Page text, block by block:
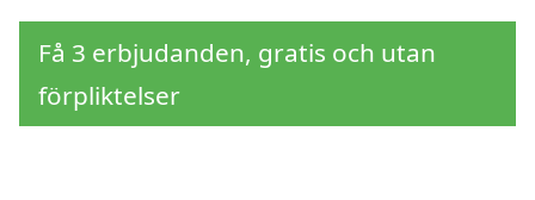
Få 3 erbjudanden, gratis och utan
förpliktelser